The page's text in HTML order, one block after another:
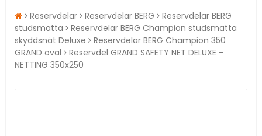
Reservdelar Reservdelar BERG
Reservdelar BERG
studsmatta
Reservdelar BERG Champion studsmatta
skyddsnät Deluxe
Reservdelar BERG Champion 350
GRAND oval
Reservdel GRAND SAFETY NET DELUXE -
NETTING 350x250